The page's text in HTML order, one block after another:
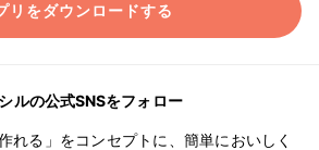
リをダウンロードする
ルの公式SNSをフォロー
れる」をコンセプトに、簡単においしく